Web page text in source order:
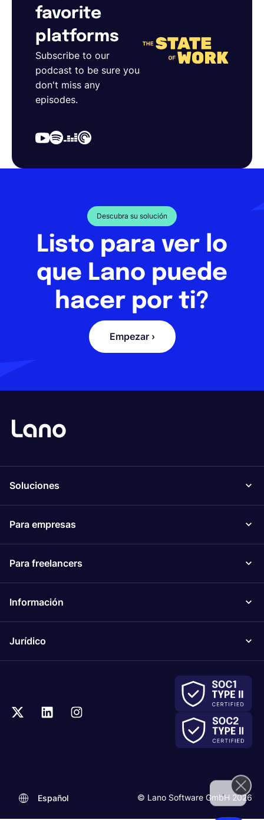
favorite
platforms
Subscribe to our
podcast to be sure you
don't miss any
episodes.
Descubra su solución
Listo para ver lo
que Lano puede
hacer por ti?
Empezar ›
Soluciones
Para empresas
Para freelancers
Información
Jurídico
© Lano Software GmbH 2026
Español